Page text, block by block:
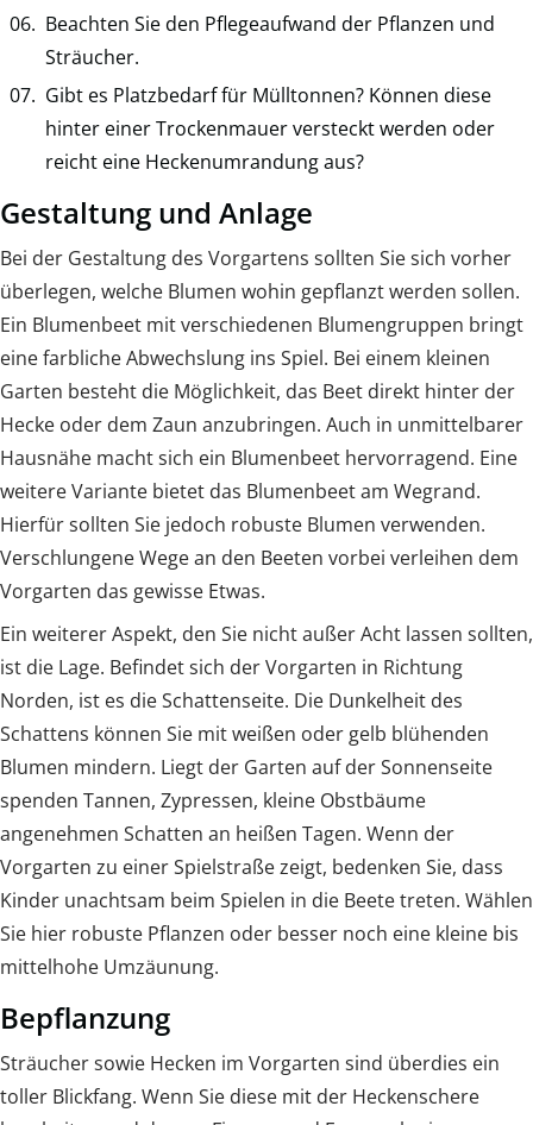
Beachten Sie den Pflegeaufwand der Pflanzen und
Sträucher.
Gibt es Platzbedarf für Mülltonnen? Können diese
hinter einer Trockenmauer versteckt werden oder
reicht eine Heckenumrandung aus?
Gestaltung und Anlage
Bei der Gestaltung des Vorgartens sollten Sie sich vorher
überlegen, welche Blumen wohin gepflanzt werden sollen.
Ein Blumenbeet mit verschiedenen Blumengruppen bringt
eine farbliche Abwechslung ins Spiel. Bei einem kleinen
Garten besteht die Möglichkeit, das Beet direkt hinter der
Hecke oder dem Zaun anzubringen. Auch in unmittelbarer
Hausnähe macht sich ein Blumenbeet hervorragend. Eine
weitere Variante bietet das Blumenbeet am Wegrand.
Hierfür sollten Sie jedoch robuste Blumen verwenden.
Verschlungene Wege an den Beeten vorbei verleihen dem
Vorgarten das gewisse Etwas.
Ein weiterer Aspekt, den Sie nicht außer Acht lassen sollten,
ist die Lage. Befindet sich der Vorgarten in Richtung
Norden, ist es die Schattenseite. Die Dunkelheit des
Schattens können Sie mit weißen oder gelb blühenden
Blumen mindern. Liegt der Garten auf der Sonnenseite
spenden Tannen, Zypressen, kleine Obstbäume
angenehmen Schatten an heißen Tagen. Wenn der
Vorgarten zu einer Spielstraße zeigt, bedenken Sie, dass
Kinder unachtsam beim Spielen in die Beete treten. Wählen
Sie hier robuste Pflanzen oder besser noch eine kleine bis
mittelhohe Umzäunung.
Bepflanzung
Sträucher sowie Hecken im Vorgarten sind überdies ein
toller Blickfang. Wenn Sie diese mit der Heckenschere